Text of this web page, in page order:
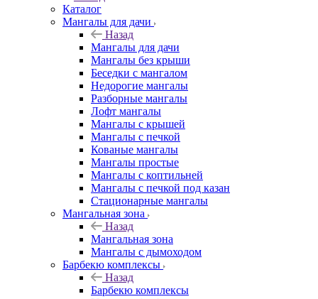
Каталог
Мангалы для дачи
Назад
Мангалы для дачи
Мангалы без крыши
Беседки с мангалом
Недорогие мангалы
Разборные мангалы
Лофт мангалы
Мангалы с крышей
Мангалы с печкой
Кованые мангалы
Мангалы простые
Мангалы с коптильней
Мангалы с печкой под казан
Стационарные мангалы
Мангальная зона
Назад
Мангальная зона
Мангалы с дымоходом
Барбекю комплексы
Назад
Барбекю комплексы